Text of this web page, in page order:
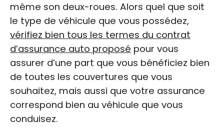
même son deux-roues. Alors quel que soit
le type de véhicule que vous possédez,
vérifiez bien tous les termes du contrat
d’assurance auto proposé pour vous
assurer d’une part que vous bénéficiez bien
de toutes les couvertures que vous
souhaitez, mais aussi que votre assurance
correspond bien au véhicule que vous
conduisez.